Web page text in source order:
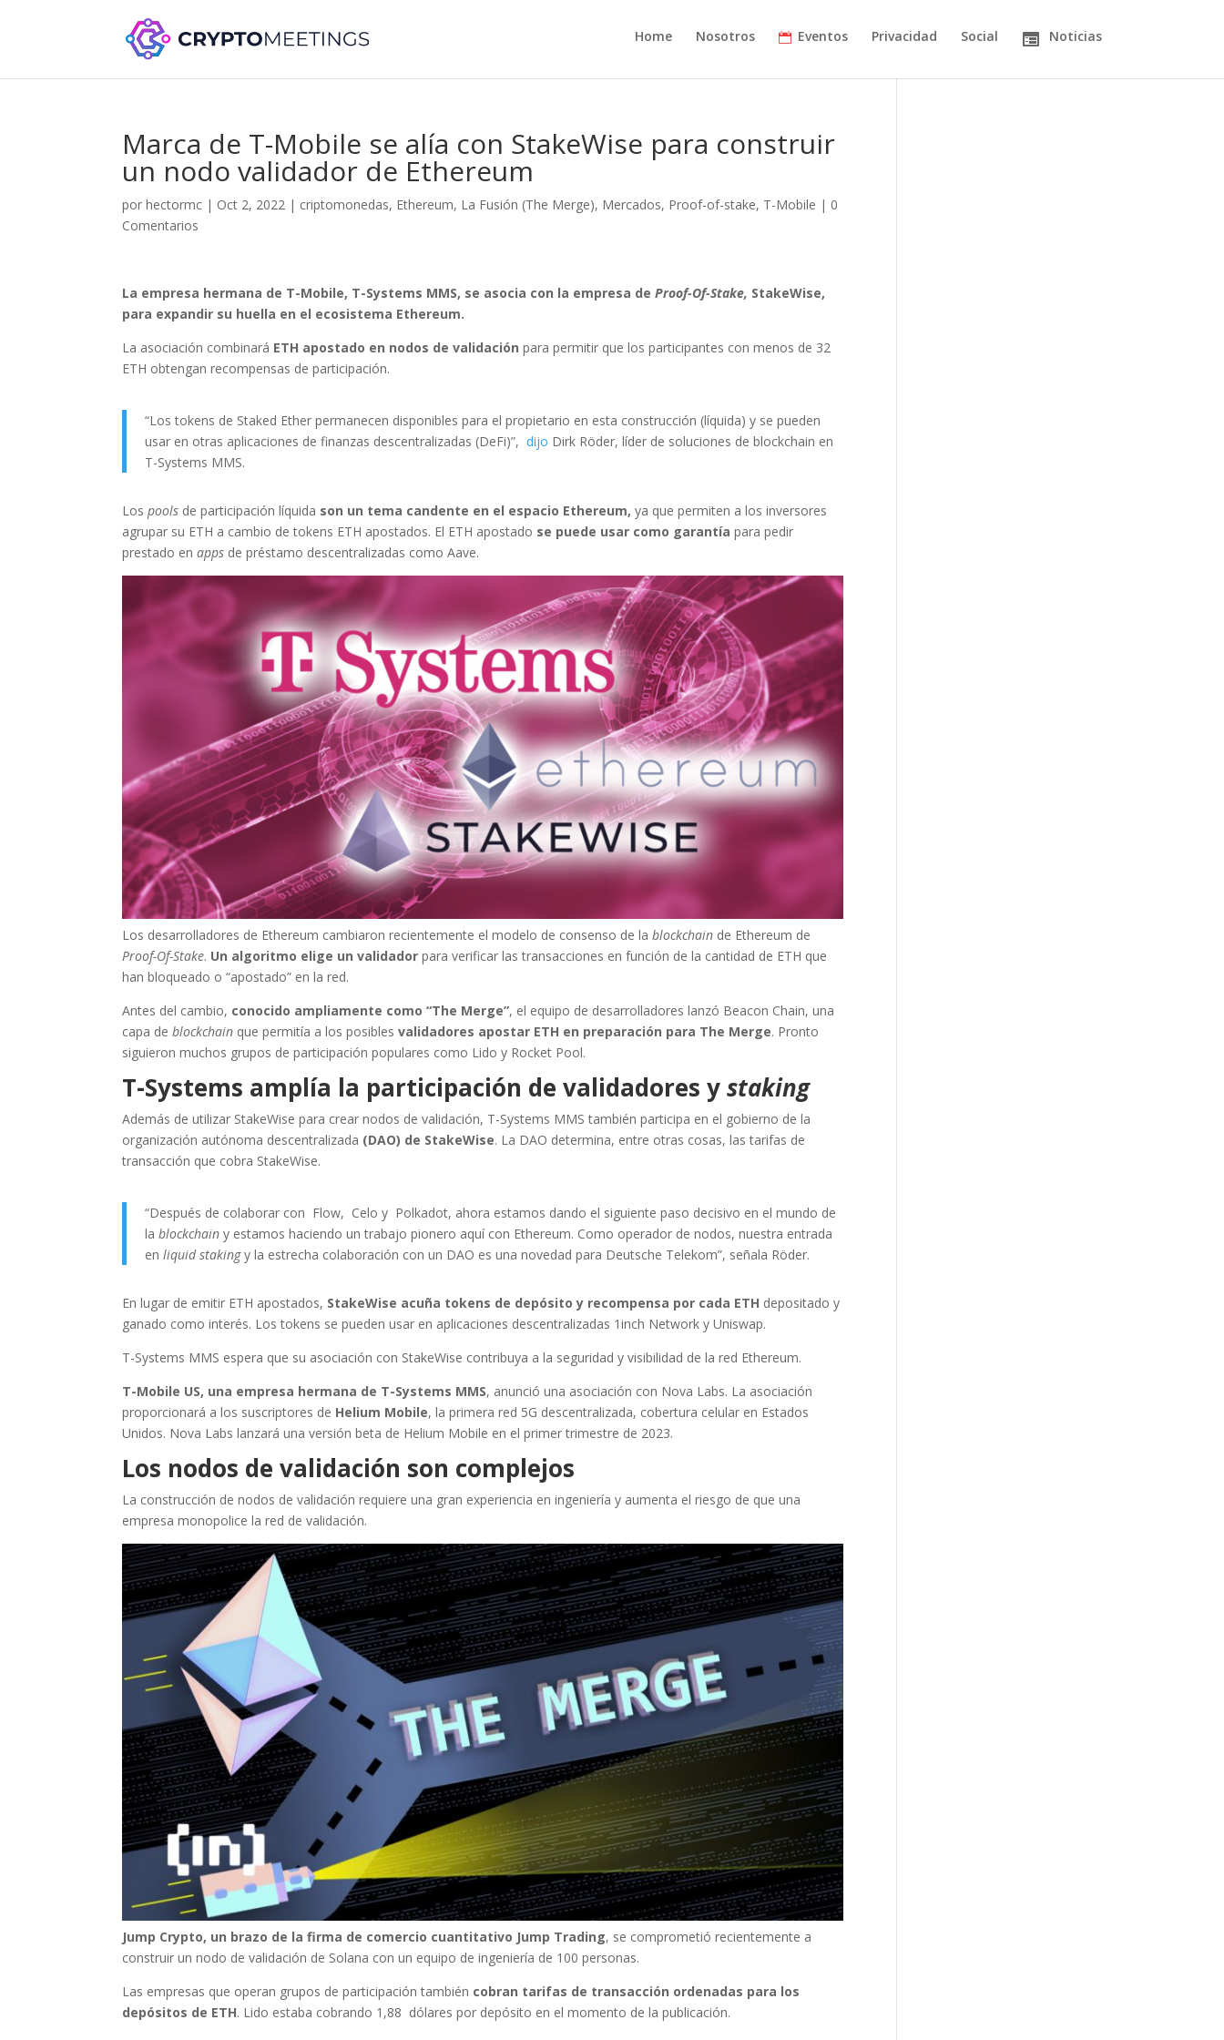
Home Nosotros Eventos Privacidad Social Noticias
Marca de T-Mobile se alía con StakeWise para construir
un nodo validador de Ethereum
porhectormc | Oct 2, 2022 | criptomonedas, Ethereum, La Fusión (The Merge), Mercados, Proof-of-stake, T-Mobile | 0
Comentarios
La empresa hermana de T-Mobile, T-Systems MMS, se asocia con la empresa deProof-Of-Stake, StakeWise,
para expandir su huella en el ecosistema Ethereum.
La asociación combinará ETH apostado en nodos de validación para permitir que los participantes con menos de 32
ETH obtengan recompensas de participación.
“Los tokens de Staked Ether permanecen disponibles para el propietario en esta construcción (líquida) y se pueden
usar en otras aplicaciones de finanzas descentralizadas (DeFi)”,dijo Dirk Röder, líder de soluciones de blockchain en
T-Systems MMS.
Lospools de participación líquida son un tema candente en el espacio Ethereum, ya que permiten a los inversores
agrupar su ETH a cambio de tokens ETH apostados. El ETH apostado se puede usar como garantía para pedir
prestado enapps de préstamo descentralizadas como Aave.
Los desarrolladores de Ethereum cambiaron recientemente el modelo de consenso de lablockchain de Ethereum de
Proof-Of-Stake. Un algoritmo elige un validadorpara verificar las transacciones en función de la cantidad de ETH que
han bloqueado o “apostado” en la red.
Antes del cambio, conocido ampliamente como “The Merge”, el equipo de desarrolladores lanzó Beacon Chain, una
capa deblockchain que permitía a los posiblesvalidadores apostar ETH en preparación para The Merge. Pronto
siguieron muchos grupos de participación populares como Lido y Rocket Pool.
T-Systems amplía la participación de validadores ystaking
Además de utilizar StakeWise para crear nodos de validación, T-Systems MMS también participa en el gobierno de la
organización autónoma descentralizada (DAO) de StakeWise. La DAO determina, entre otras cosas, las tarifas de
transacción que cobra StakeWise.
“Después de colaborar con Flow, Celo y Polkadot, ahora estamos dando el siguiente paso decisivo en el mundo de
lablockchain y estamos haciendo un trabajo pionero aquí con Ethereum. Como operador de nodos, nuestra entrada
enliquid stakingy la estrecha colaboración con un DAO es una novedad para Deutsche Telekom”, señala Röder.
En lugar de emitir ETH apostados, StakeWise acuña tokens de depósito y recompensa por cada ETH depositado y
ganado como interés. Los tokens se pueden usar en aplicaciones descentralizadas 1inch Network y Uniswap.
T-Systems MMS espera que su asociación con StakeWise contribuya a la seguridad y visibilidad de la red Ethereum.
T-Mobile US, una empresa hermana de T-Systems MMS, anunció una asociación con Nova Labs. La asociación
proporcionará a los suscriptores de Helium Mobile, la primera red 5G descentralizada, cobertura celular en Estados
Unidos. Nova Labs lanzará una versión beta de Helium Mobile en el primer trimestre de 2023.
Los nodos de validación son complejos
La construcción de nodos de validación requiere una gran experiencia en ingeniería y aumenta el riesgo de que una
empresa monopolice la red de validación.
Jump Crypto, un brazo de la firma de comercio cuantitativo Jump Trading, se comprometió recientemente a
construir un nodo de validación de Solana con un equipo de ingeniería de 100 personas.
Las empresas que operan grupos de participación también cobran tarifas de transacción ordenadas para los
depósitos de ETH. Lido estaba cobrando 1,88 dólares por depósito en el momento de la publicación.